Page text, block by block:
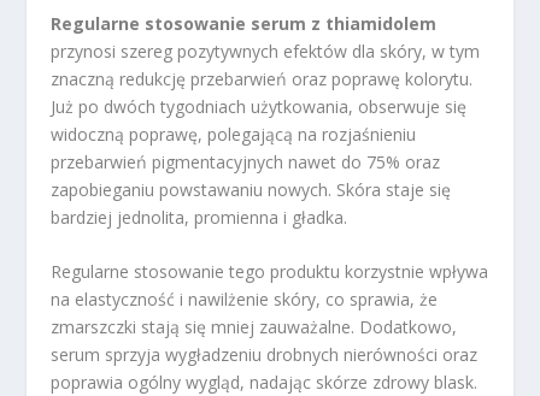
Regularne stosowanie serum z thiamidolem
przynosi szereg pozytywnych efektów dla skóry, w tym
znaczną redukcję przebarwień oraz poprawę kolorytu.
Już po dwóch tygodniach użytkowania, obserwuje się
widoczną poprawę, polegającą na rozjaśnieniu
przebarwień pigmentacyjnych nawet do 75% oraz
zapobieganiu powstawaniu nowych. Skóra staje się
bardziej jednolita, promienna i gładka.
Regularne stosowanie tego produktu korzystnie wpływa
na elastyczność i nawilżenie skóry, co sprawia, że
zmarszczki stają się mniej zauważalne. Dodatkowo,
serum sprzyja wygładzeniu drobnych nierówności oraz
poprawia ogólny wygląd, nadając skórze zdrowy blask.